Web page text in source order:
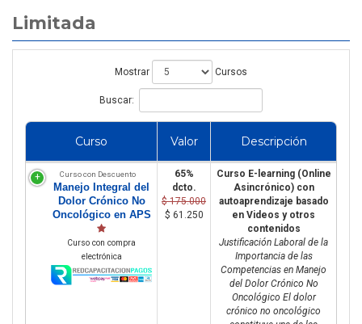
Limitada
Mostrar Cursos
Buscar:
Curso Valor Descripción
Curso con Descuento
Manejo Integral del
Dolor Crónico No
Oncológico en APS
Curso con compra
electrónica
65%
dcto.
$ 175.000
$ 61.250
Curso E-learning (Online
Asincrónico) con
autoaprendizaje basado
en Videos y otros
contenidos
Justificación Laboral de la
Importancia de las
Competencias en Manejo
del Dolor Crónico No
Oncológico El dolor
crónico no oncológico